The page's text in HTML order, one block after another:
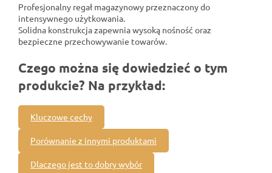
Profesjonalny regał magazynowy przeznaczony do
intensywnego użytkowania.
Solidna konstrukcja zapewnia wysoką nośność oraz
bezpieczne przechowywanie towarów.
Czego można się dowiedzieć o tym
produkcie? Na przykład:
Kluczowe cechy
Porównanie z innymi produktami
Dlaczego jest to dobry wybór